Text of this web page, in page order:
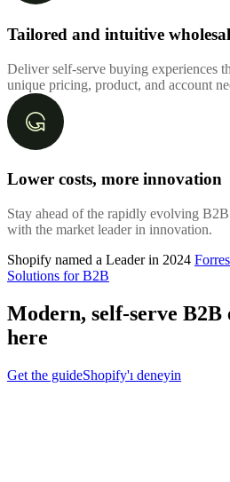
Tailored and intuitive
Deliver self-serve buying experiences
unique pricing, product, and account
Lower costs, more innovation
Stay ahead of the rapidly evolving
with the market leader in innovation.
Shopify named a Leader in 2024
Solutions for B2B
Modern, self-serve B2B
here
Get the guideShopify'ı deneyin